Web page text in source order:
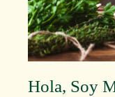
Hola, Soy